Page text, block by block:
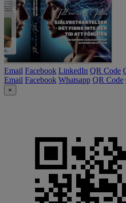
Email Facebook LinkedIn QR Code
Email Facebook Whatsapp QR Code
×